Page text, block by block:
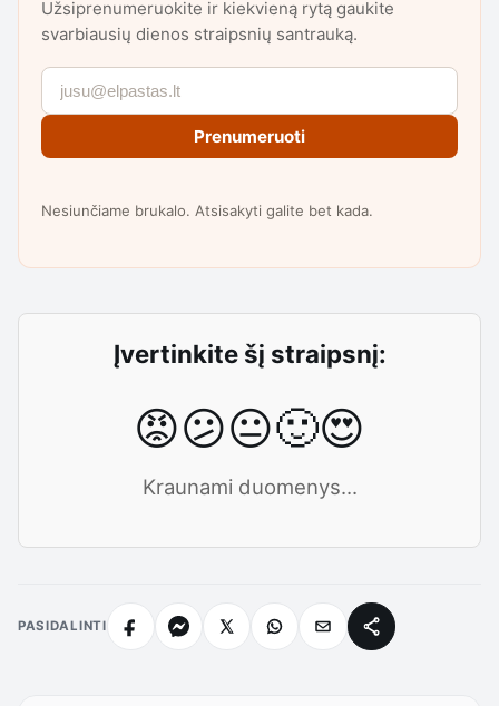
Užsiprenumeruokite ir kiekvieną rytą gaukite
svarbiausių dienos straipsnių santrauką.
Prenumeruoti
Nesiunčiame brukalo. Atsisakyti galite bet kada.
Įvertinkite šį straipsnį:
😡😕😐🙂😍
Kraunami duomenys...
PASIDALINTI